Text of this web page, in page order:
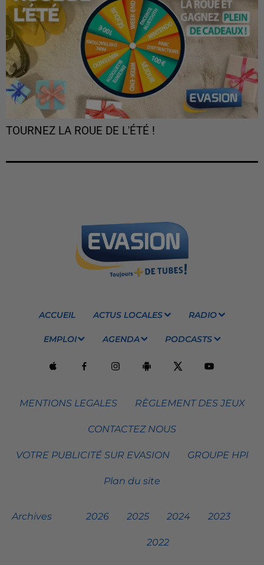
TOURNEZ LA ROUE DE L'ÉTÉ !
ACCUEIL ACTUS LOCALES RADIO
EMPLOI AGENDA PODCASTS
MENTIONS LEGALES RÈGLEMENT DES JEUX
CONTACTEZ NOUS
VOTRE PUBLICITÉ SUR EVASION GROUPE HPI
Plan du site
Archives 2026 2025 2024 2023
2022